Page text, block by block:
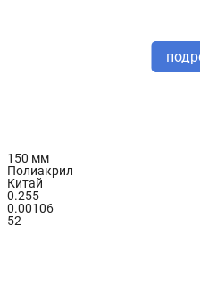
150 мм
Полиакрил
Китай
0.255
0.00106
52